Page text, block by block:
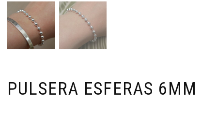
PULSERA ESFERAS 6MM